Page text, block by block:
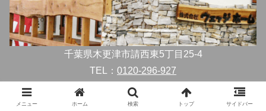
千葉県木更津市請西東5丁目25-4
TEL： 0120-296-927
イオンタウン木更津請西店
メニュー ホーム 検索 トップ サイドバー